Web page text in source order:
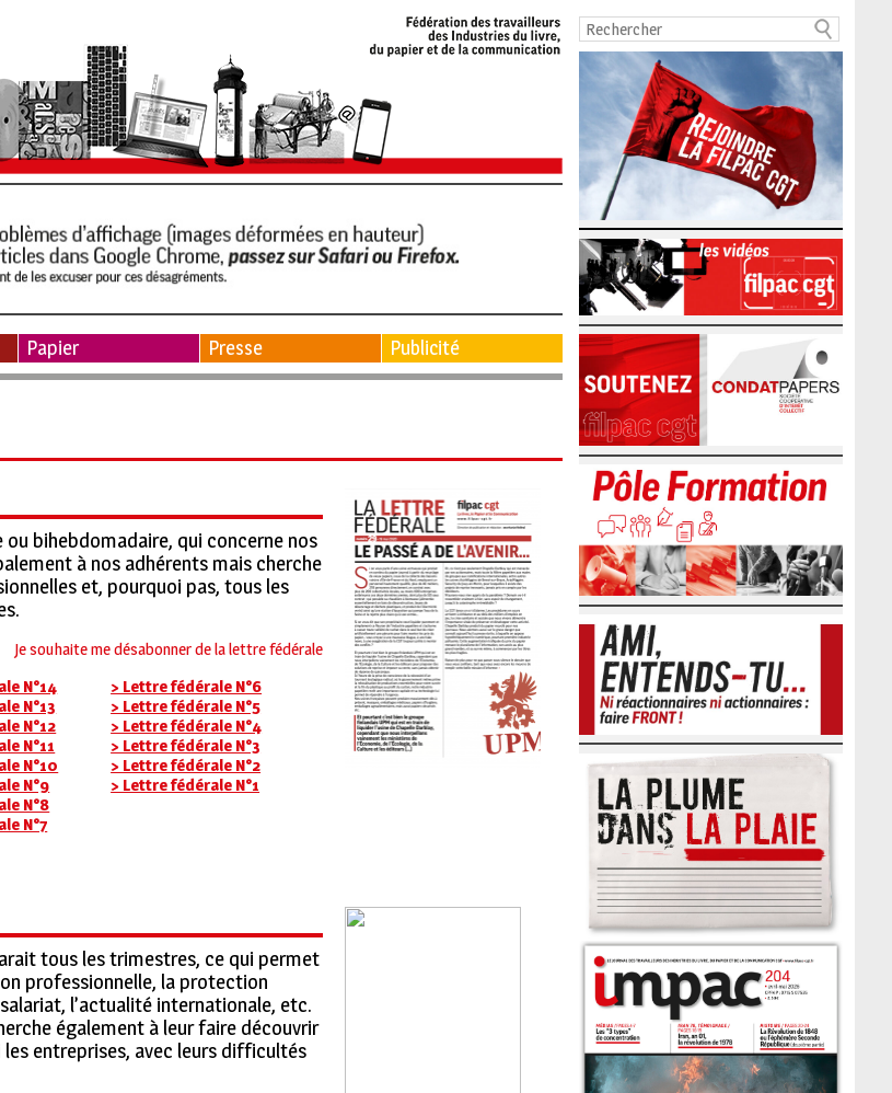
Papier Presse Publicité
bihebdomadaire, qui concerne nos
à nos adhérents mais cherche
et, pourquoi pas, tous les
Je souhaite me désabonner de la lettre fédérale
N°14
N°13
N°12
N°11
N°10
N°9
N°8
N°7
> Lettre fédérale N°6
> Lettre fédérale N°5
> Lettre fédérale N°4
> Lettre fédérale N°3
> Lettre fédérale N°2
> Lettre fédérale N°1
tous les trimestres, ce qui permet
professionnelle, la protection
l’actualité internationale, etc.
également à leur faire découvrir
entreprises, avec leurs difficultés